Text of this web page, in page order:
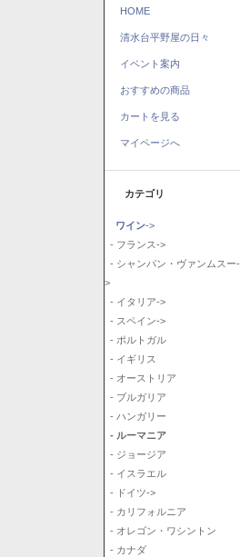
HOME
清水台平野屋の日々
イベント案内
おすすめの商品
カートを見る
マイページへ
カテゴリ
ワイン->
- フランス->
- シャンパン・ヴァンムスー-
>
- イタリア->
- スペイン->
- ポルトガル
- イギリス
- オーストリア
- ブルガリア
- ハンガリー
- ルーマニア
- ジョージア
- イスラエル
- ドイツ->
- カリフォルニア
- オレゴン・ワシントン
- カナダ